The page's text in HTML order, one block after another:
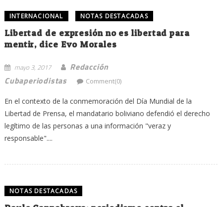
INTERNACIONAL NOTAS DESTACADAS
Libertad de expresión no es libertad para
mentir, dice Evo Morales
mayo 3, 2017
Redacción
Cubaperiodistas
Comment(0)
En el contexto de la conmemoración del Día Mundial de la
Libertad de Prensa, el mandatario boliviano defendió el derecho
legítimo de las personas a una información "veraz y
responsable"....
NOTAS DESTACADAS